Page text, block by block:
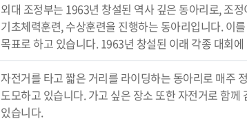
외대 조정부는 1963년 창설된 역사 깊은 동아리로, 조
기초체력훈련, 수상훈련을 진행하는 동아리입니다. 이
목표로 하고 있습니다. 1963년 창설된 이래 각종 대회
자전거를 타고 짧은 거리를 라이딩하는 동아리로 매주
도모하고 있습니다. 가고 싶은 장소 또한 자전거로 함
있습니다.